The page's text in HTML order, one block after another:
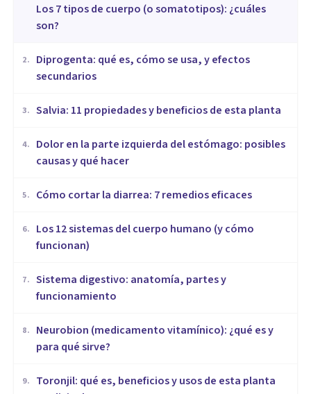
​Los 7 tipos de cuerpo (o somatotipos): ¿cuáles
son?
2.
Diprogenta: qué es, cómo se usa, y efectos
secundarios
3. Salvia: 11 propiedades y beneficios de esta planta
4.
Dolor en la parte izquierda del estómago: posibles
causas y qué hacer
5. Cómo cortar la diarrea: 7 remedios eficaces
6.
Los 12 sistemas del cuerpo humano (y cómo
funcionan)
7. Sistema digestivo: anatomía, partes y
funcionamiento
8.
Neurobion (medicamento vitamínico): ¿qué es y
para qué sirve?
9.
Toronjil: qué es, beneficios y usos de esta planta